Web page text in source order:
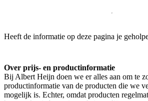
Heeft de informatie op deze pagina je
Over prijs- en productinformatie
Bij Albert Heijn doen we er alles aan om te
productinformatie van de producten die we
mogelijk is. Echter, omdat producten